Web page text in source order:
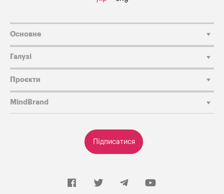
Підписатися
Основне
Галузі
Проєкти
MindBrand